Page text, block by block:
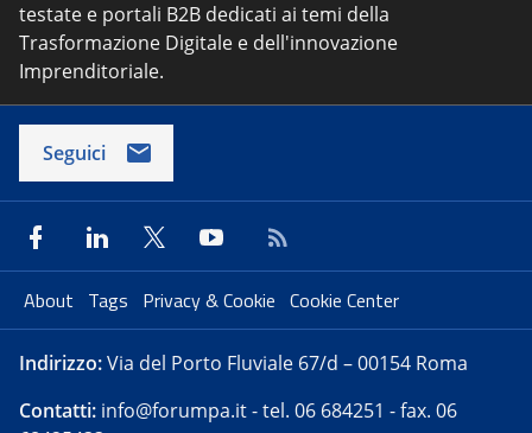
testate e portali B2B dedicati ai temi della
Trasformazione Digitale e dell'innovazione
Imprenditoriale.
Seguici
About Tags Privacy & Cookie Cookie Center
Indirizzo:Via del Porto Fluviale 67/d – 00154 Roma
Contatti: info@forumpa.it- tel. 06 684251 - fax. 06